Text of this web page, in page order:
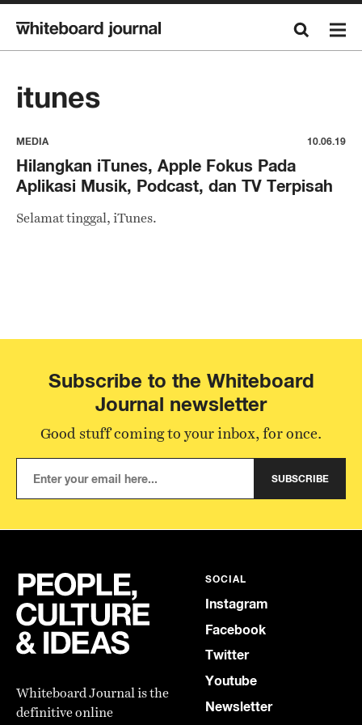
itunes
MEDIA 10.06.19
Hilangkan iTunes, Apple Fokus Pada
Aplikasi Musik, Podcast, dan TV Terpisah
Selamat tinggal, iTunes.
Subscribe to the Whiteboard
Journal newsletter
Good stuff coming to your inbox, for once.
SUBSCRIBE
Whiteboard Journal is the
definitive online
SOCIAL
Instagram
Facebook
Twitter
Youtube
Newsletter